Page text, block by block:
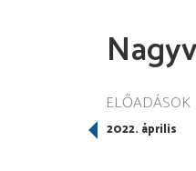
ELŐADÁSOK
2022. április